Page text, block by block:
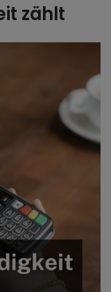
zählt